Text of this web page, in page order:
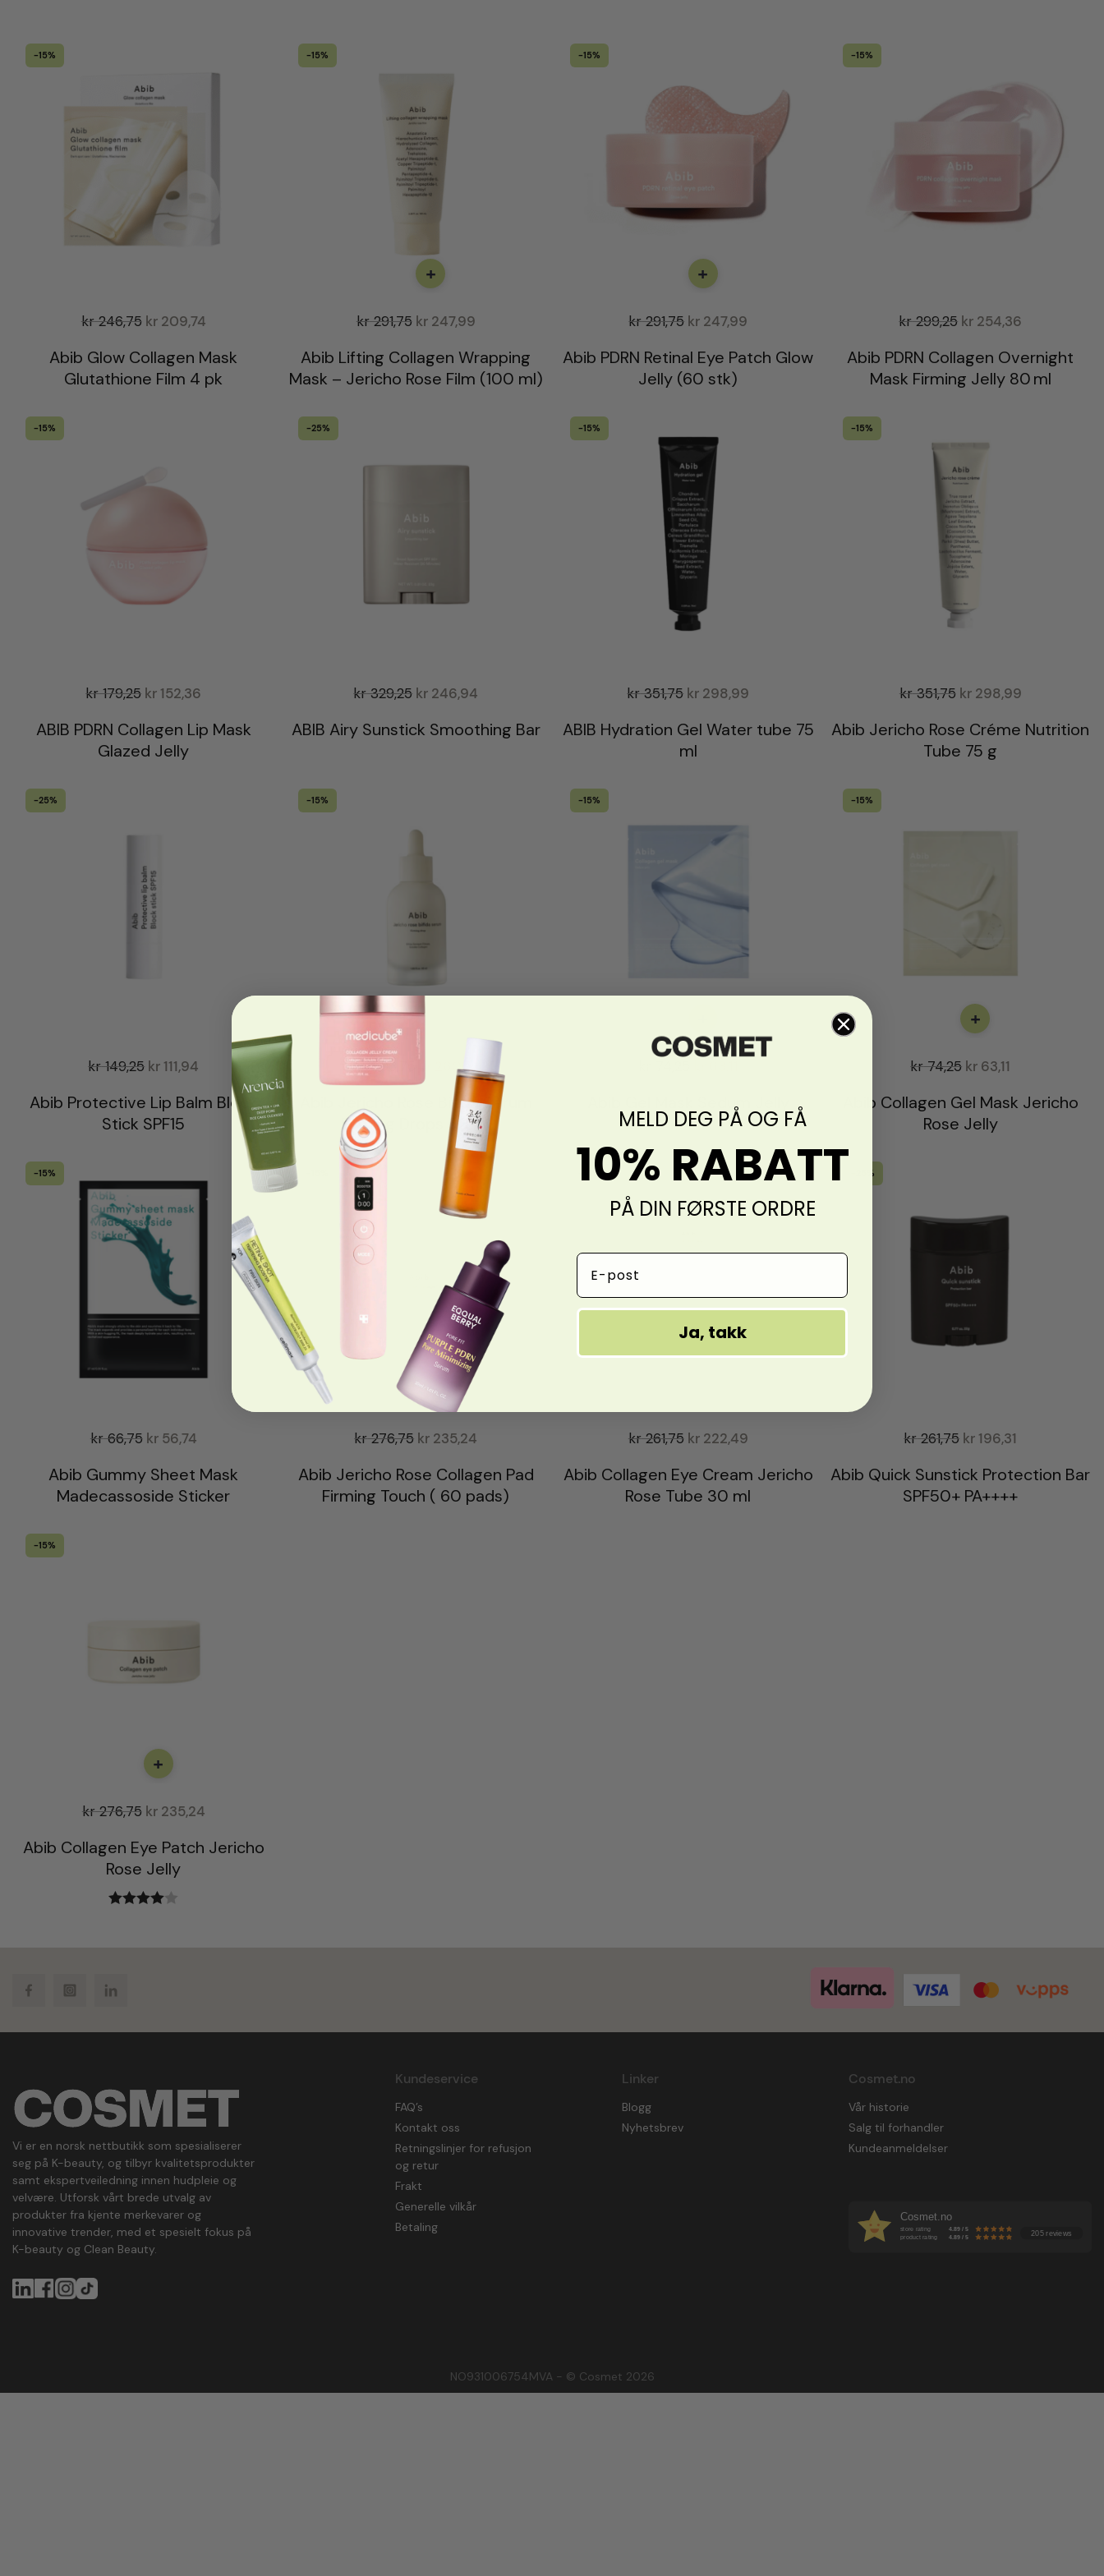
r
t
t
e
-15%
Abib Glow Collagen Mask
Glutathione Film 4 pk
kr246,75 kr209,74
-15%
+
Abib Lifting Collagen Wrapping
Mask – Jericho Rose Film (100 ml)
kr291,75 kr247,99
-15%
+
Abib PDRN Retinal Eye Patch Glow
Jelly (60 stk)
kr291,75 kr 247,99
-15%
Abib PDRN Collagen Overnight
Mask Firming Jelly 80 ml
kr299,25 kr 254,36
-15%
ABIB PDRN Collagen Lip Mask
Glazed Jelly
kr179,25 kr 152,36
-25%
ABIB Airy Sunstick Smoothing Bar
kr329,25 kr 246,94
-15%
ABIB Hydration Gel Water tube 75
ml
kr351,75 kr 298,99
-15%
Abib Jericho Rose Créme Nutrition
Tube 75 g
kr351,75 kr298,99
-25%
Abib Protective Lip Balm Block
Stick SPF15
kr149,25 kr 111,94
-15%
Abib Jericho Rose Bifida Serum
Firming Drops 50 ml
kr306,75 260,74
-15%
Abib Gel Mask Sedum Jelly
-15%
+
Abib Collagen Gel Mask Jericho
Rose Jelly
kr74,25 kr 63,11
-15%
Abib Gummy Sheet Mask
Madecassoside Sticker
kr66,75 kr56,74
Abib Jericho Rose Collagen Pad
Firming Touch ( 60 pads)
kr276,75 kr 235,24
-15%
Abib Collagen Eye Cream Jericho
Rose Tube 30 ml
kr261,75 kr222,49
-25%
Abib Quick Sunstick Protection Bar
SPF50+ PA++++
kr261,75 kr 196,31
-15%
+
Abib Collagen Eye Patch Jericho
Rose Jelly
kr276,75 kr235,24
FacebookInstagramLinkedIn
Vi er en norsk nettbutikk som spesialiserer
seg på K-beauty, og tilbyr kvalitetsprodukter
samt ekspertveiledning innen hudpleie og
velvære. Utforsk vårt brede utvalg av
produkter fra kjente merkevarer og
innovative trender, med et spesielt fokus på
K-beauty og Clean Beauty.
Kundeservice
FAQ’s
Kontakt oss
Retningslinjer for refusjon
og retur
Frakt
Generelle vilkår
Betaling
Linker
Blogg
Nyhetsbrev
Cosmet.no
Vår historie
Salg til forhandler
Kundeanmeldelser
Cosmet.no
store rating 4.89 / 5
product rating 4.89 / 5 205 reviews
NO931006754MVA - © Cosmet 2026
MELD DEG PÅ OG FÅ
10% RABATT
PÅ DIN FØRSTE ORDRE
Email Address
Ja, takk